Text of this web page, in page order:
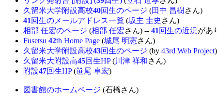
久留米大学附設高校40回生のページ (田中 昌樹さん)
41 回生のメールアドレス一覧 (坂主 圭史 さん)
相部 任宏のページ (相部 任宏さん) -- 41 回生の近況があ
Fusetsu 42th Home Page (城尾 明憲さん)
久留米大学附設高校43回生のページ (by 43rd Web Project)
久留米大附設高45回生HP(川津 祥和さん)
附設47回生HP(笹尾 卓宏)
図書館のホームページ (石橋さん)